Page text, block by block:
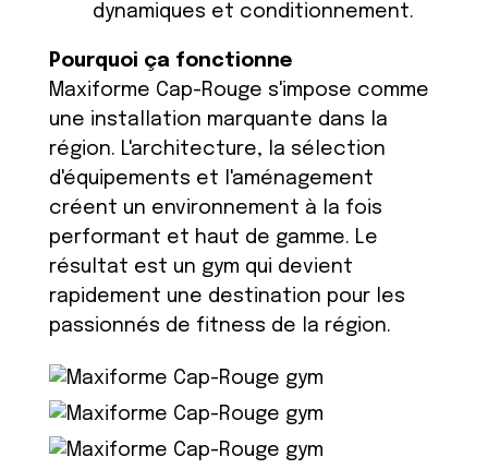
dynamiques et conditionnement.
Pourquoi ça fonctionne
Maxiforme Cap-Rouge s'impose comme
une installation marquante dans la
région. L'architecture, la sélection
d'équipements et l'aménagement
créent un environnement à la fois
performant et haut de gamme. Le
résultat est un gym qui devient
rapidement une destination pour les
passionnés de fitness de la région.